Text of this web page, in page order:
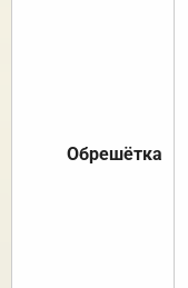
Обрешётка